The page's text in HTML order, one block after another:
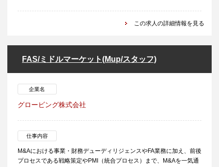
この求人の詳細情報を見る
FAS/ミドルマーケット(Mup/スタッフ)
企業名
グロービング株式会社
仕事内容
M&Aにおける事業・財務デューディリジェンスやFA業務に加え、前後
プロセスである戦略策定やPMI（統合プロセス）まで、M&Aを一気通